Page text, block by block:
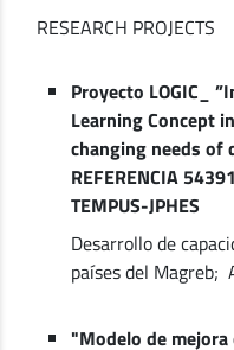
RESEARCH PROJECTS
Proyecto LOGIC_
Learning Concept
changing needs of
REFERENCIA
TEMPUS-JPHES
Desarrollo de
países del Magreb;
"Modelo de